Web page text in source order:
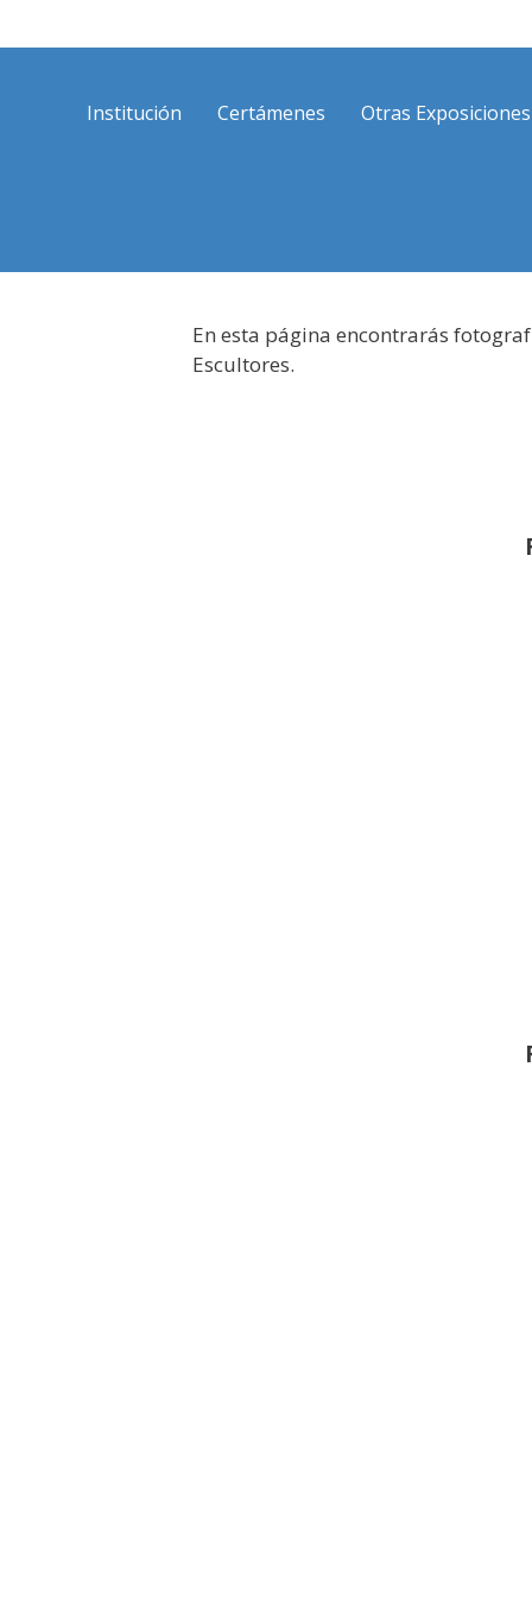
al
Institución Certámenes Otras Exposiciones
En esta página encontrarás
Escultores.